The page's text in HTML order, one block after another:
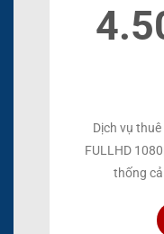
Dịch vụ
FULLHD
thống